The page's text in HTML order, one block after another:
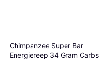
Chimpanzee Super Bar
Energiereep 34 Gram Carbs